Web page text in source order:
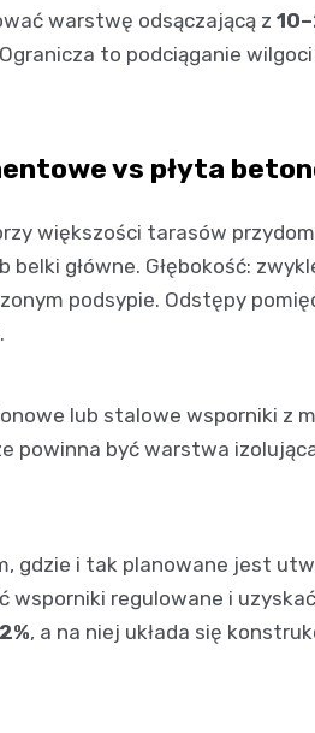
warstwę odsączającą z
to podciąganie
vs płyta
większości tarasów
główne. Głębokość:
podsypie. Odstępy
lub stalowe wsporniki z
powinna być warstwa
gdzie i tak planowane jest
wsporniki regulowane i
, a na niej układa się